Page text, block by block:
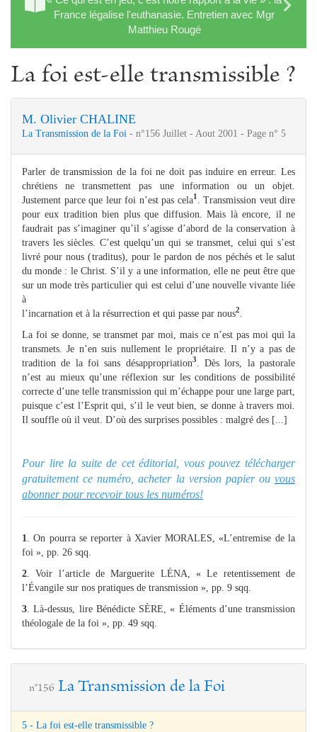
France légalise l'euthanasie. Entretien avec Mgr
Matthieu Rougé
La foi est-elle transmissible ?
M. Olivier CHALINE
La Transmission de la Foi - n°156 Juillet - Aout 2001 - Page n° 5
Parler de transmission de la foi ne doit pas induire en erreur. Les
chrétiens ne transmettent pas une information ou un objet.
Justement parce que leur foi n’est pas cela1
. Transmission veut dire
pour eux tradition bien plus que diffusion. Mais là encore, il ne
faudrait pas s’imaginer qu’il s’agisse d’abord de la conservation à
travers les siècles. C’est quelqu’un qui se transmet, celui qui s’est
livré pour nous (traditus), pour le pardon de nos péchés et le salut
du monde : le Christ. S’il y a une information, elle ne peut être que
sur un mode très particulier qui est celui d’une nouvelle vivante liée
à
l’incarnation et à la résurrection et qui passe par nous2
La foi se donne, se transmet par moi, mais ce n’est pas moi qui la
transmets. Je n’en suis nullement le propriétaire. Il n’y a pas de
tradition de la foi sans désappropriation3
. Dès lors, la pastorale
n’est au mieux qu’une réflexion sur les conditions de possibilité
correcte d’une telle transmission qui m’échappe pour une large part,
puisque c’est l’Esprit qui, s’il le veut bien, se donne à travers moi.
Il souffle où il veut. D’où des surprises possibles : malgré des [...]
Pour lire la suite de cet éditorial, vous pouvez télécharger
gratuitement ce numéro, acheter la version papier ou vous
abonner pour recevoir tous les numéros!
1
. On pourra se reporter à Xavier MORALES, «L’entremise de la
foi », pp. 26 sqq.
2 . Voir l’article de Marguerite LÉNA, « Le retentissement de
l’Évangile sur nos pratiques de transmission », pp. 9 sqq.
3 . Là-dessus, lire Bénédicte SÈRE, « Éléments d’une transmission
théologale de la foi », pp. 49 sqq.
n°156 La Transmission de la Foi
5 - La foi est-elle transmissible ?